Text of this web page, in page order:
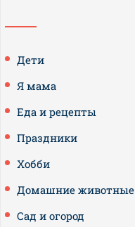
Дети
Я мама
Еда и рецепты
Праздники
Хобби
Домашние животные
Сад и огород